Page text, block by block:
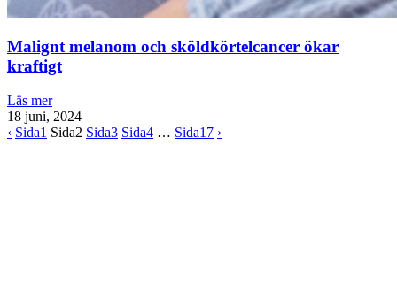
Malignt melanom och sköldkörtelcancer ökar
kraftigt
Läs mer
18 juni, 2024
‹ Sida1 Sida2 Sida3 Sida4 … Sida17 ›